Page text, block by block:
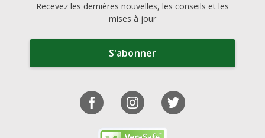
Recevez les dernières nouvelles, les conseils et les
mises à jour
S'abonner